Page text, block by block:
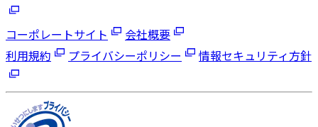
コーポレートサイト
会社概要
利用規約
プライバシーポリシー 情報セキュリティ方針